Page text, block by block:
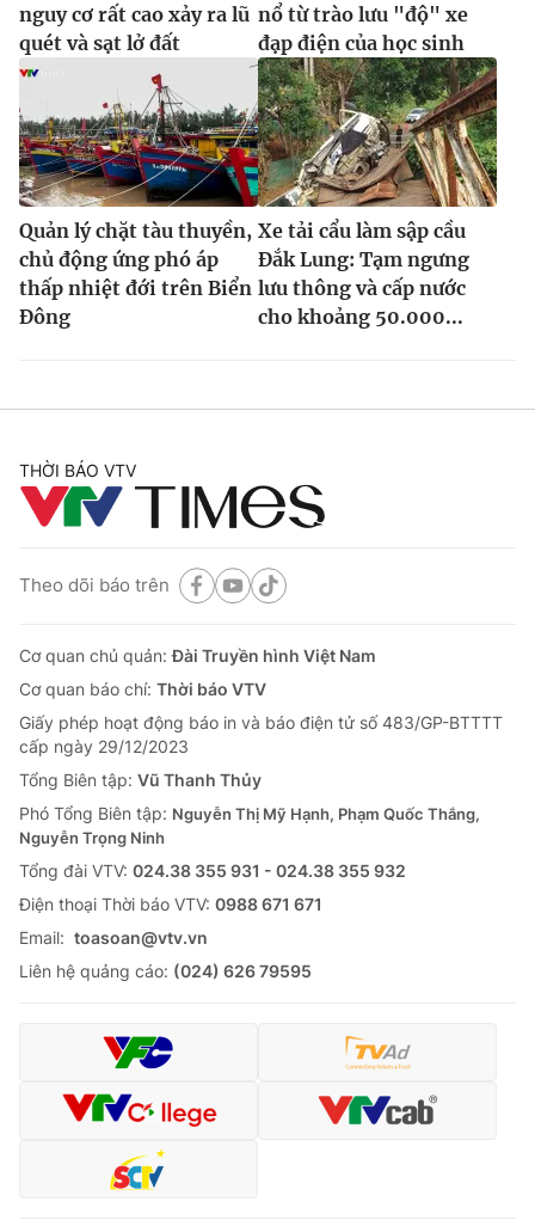
nguy cơ rất cao xảy ra lũ
quét và sạt lở đất
nổ từ trào lưu "độ" xe
đạp điện của học sinh
Quản lý chặt tàu thuyền,
chủ động ứng phó áp
thấp nhiệt đới trên Biển
Đông
Xe tải cẩu làm sập cầu
Đắk Lung: Tạm ngưng
lưu thông và cấp nước
cho khoảng 50.000...
THỜI BÁO VTV
Theo dõi báo trên
Cơ quan chủ quản:Đài Truyền hình Việt Nam
Cơ quan báo chí: Thời báo VTV
Giấy phép hoạt động báo in và báo điện tử số 483/GP-BTTTT
cấp ngày 29/12/2023
Tổng Biên tập: Vũ Thanh Thủy
Phó Tổng Biên tập: Nguyễn Thị Mỹ Hạnh, Phạm Quốc Thắng,
Nguyễn Trọng Ninh
Tổng đài VTV: 024.38 355 931 - 024.38 355 932
Ðiện thoại Thời báo VTV: 0988 671 671
Email: toasoan@vtv.vn
Liên hệ quảng cáo: (024) 626 79595